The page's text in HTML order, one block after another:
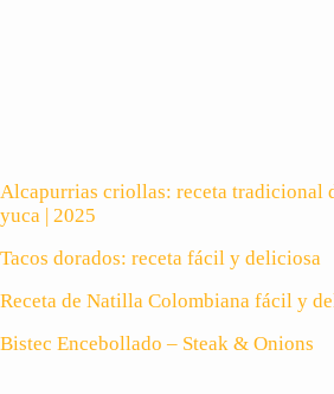
Alcapurrias criollas: receta tradicional
yuca | 2025
Tacos dorados: receta fácil y deliciosa
Receta de Natilla Colombiana fácil y
Bistec Encebollado – Steak & Onions